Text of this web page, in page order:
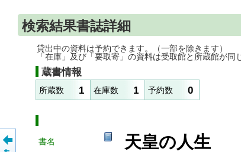
検索結果書誌詳細
貸出中の資料は予約できます。（一部を除きます）
「在庫」及び「要取寄」の資料は受取館と所蔵館が同
蔵書情報
所蔵数 1 在庫数 1 予約数 0
書名 天皇の人生